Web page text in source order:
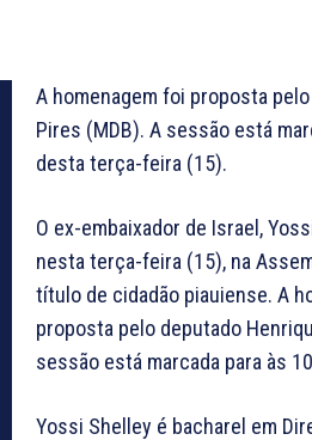
A homenagem foi proposta
Pires (MDB). A sessão está
desta terça-feira (15).
O ex-embaixador de Israel,
nesta terça-feira (15), na
título de cidadão piauiense. A
proposta pelo deputado
sessão está marcada para às
Yossi Shelley é bacharel em